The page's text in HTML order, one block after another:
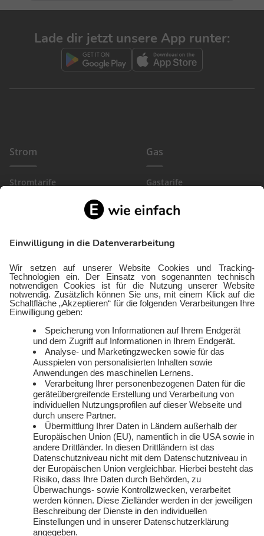
Lade dir jetzt unsere App runter:
Strom
Stromtarife
Wärmestrom
Gewerbestrom
FlexTarif Strom
Gas
Gastarife
Gewerbegas
Service
Freund:innen werben
Kündigen
Widerruf
Vertriebspartner:in
werden
Zählerlotto
Balkonkraftwerke mit
Über uns
Auszeichnungen
Presse und Downloads
Jobs
Kontakt
E-Sports
E WIE EINFACH